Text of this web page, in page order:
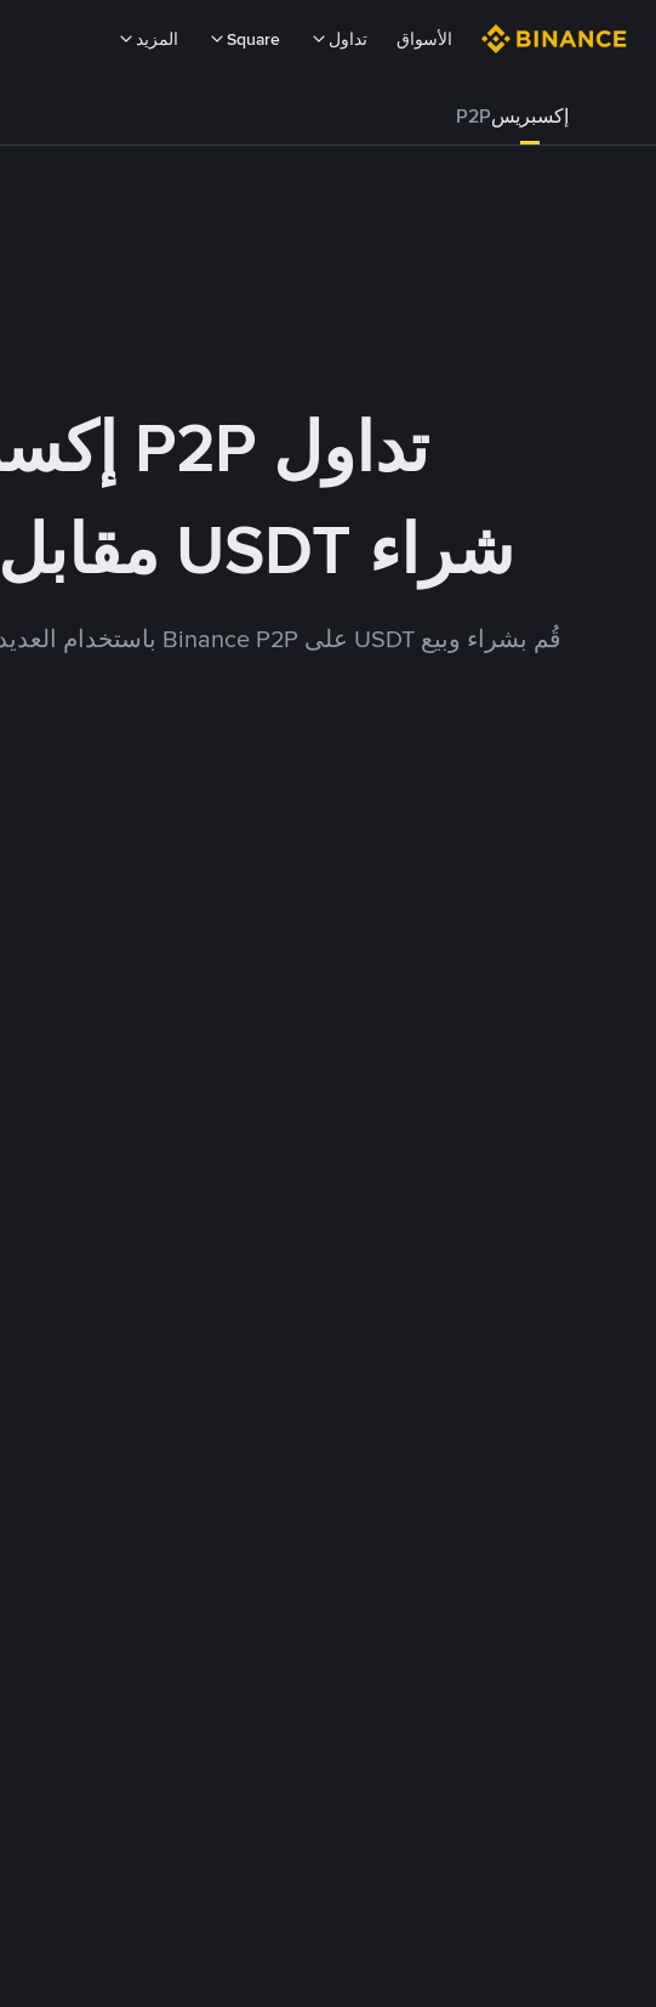
الأسواق تداول Square المزيد
إكسبريسP2P
تداول P2P إكسبريس
شراء USDT مقابل CNY
قُم بشراء وبيع USDT على Binance P2P باستخدام العديد من طرق الدفع